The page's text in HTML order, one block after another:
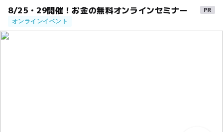
8/25・29開催！お金の無料オンラインセミナー
オンラインイベント